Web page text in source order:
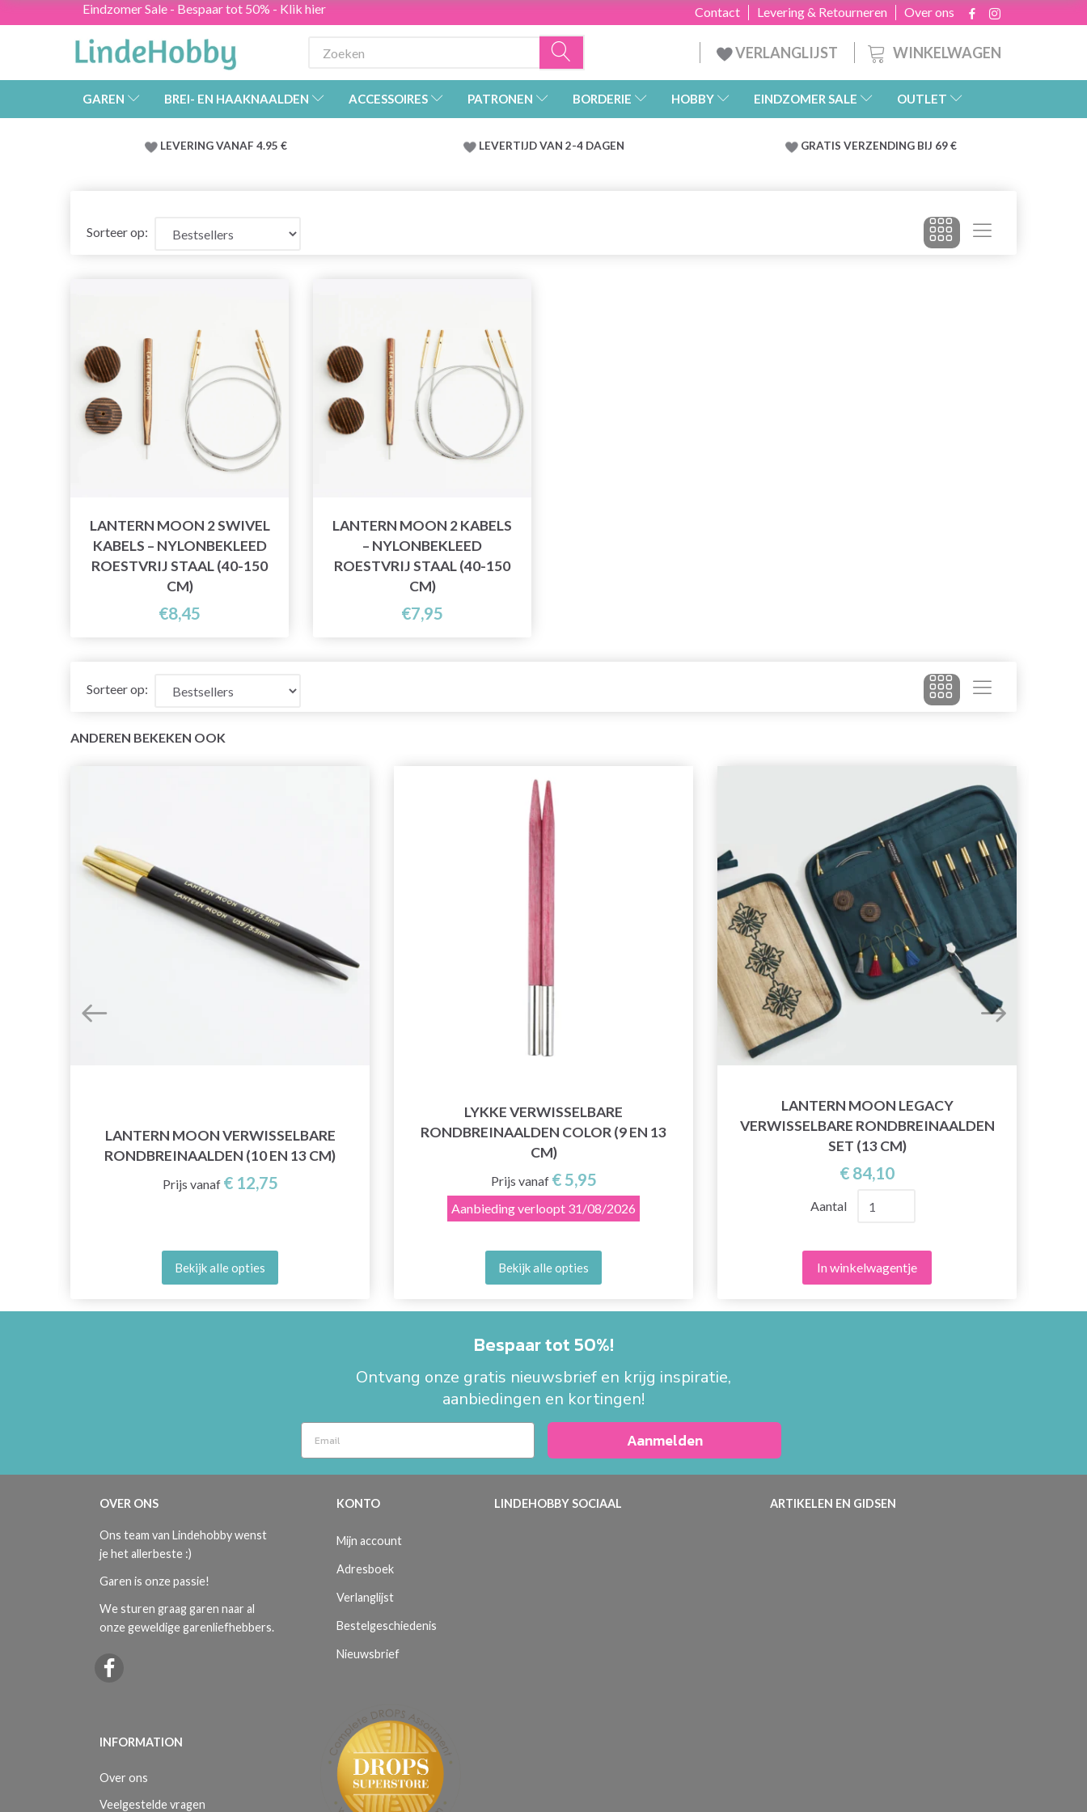
Eindzomer Sale - Bespaar tot 50% - Klik hier Over ons
Levering & Retourneren
Contact
WINKELWAGEN
VERLANGLIJST
GAREN BREI- EN HAAKNAALDEN ACCESSOIRES PATRONEN BORDERIE HOBBY EINDZOMER SALE OUTLET
LEVERING VANAF 4.95 € LEVERTIJD VAN 2-4 DAGEN GRATIS VERZENDING BIJ 69 €
Sorteer op:
LANTERN MOON 2 SWIVEL
KABELS – NYLONBEKLEED
ROESTVRIJ STAAL (40-150
CM)
€8,45
LANTERN MOON 2 KABELS
– NYLONBEKLEED
ROESTVRIJ STAAL (40-150
CM)
€7,95
Sorteer op:
ANDEREN BEKEKEN OOK
LANTERN MOON VERWISSELBARE
RONDBREINAALDEN (10 EN 13 CM)
Prijs vanaf € 12,75
Bekijk alle opties
LYKKE VERWISSELBARE
RONDBREINAALDEN COLOR (9 EN 13
CM)
Prijs vanaf € 5,95
Aanbieding verloopt 31/08/2026
Bekijk alle opties
LANTERN MOON LEGACY
VERWISSELBARE RONDBREINAALDEN
SET (13 CM)
€ 84,10
Aantal
In winkelwagentje
Bespaar tot 50%!
Ontvang onze gratis nieuwsbrief en krijg inspiratie,
aanbiedingen en kortingen!
Aanmelden
OVER ONS
Ons team van Lindehobby wenst
je het allerbeste :)
Garen is onze passie!
We sturen graag garen naar al
onze geweldige garenliefhebbers.
INFORMATION
Over ons
Veelgestelde vragen
KONTO
Mijn account
Adresboek
Verlanglijst
Bestelgeschiedenis
Nieuwsbrief
LINDEHOBBY SOCIAAL ARTIKELEN EN GIDSEN